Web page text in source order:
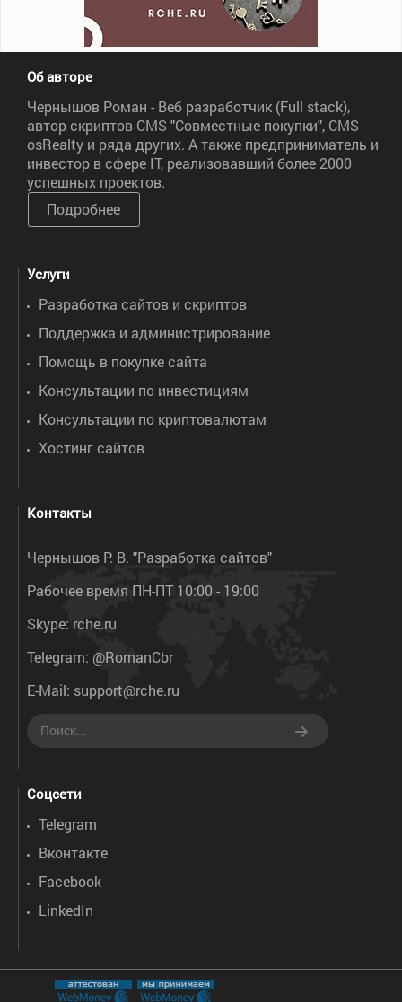
Об авторе
Чернышов Роман - Веб разработчик (Full stack),
автор скриптов CMS "Совместные покупки", CMS
osRealty и ряда других. А также предприниматель и
инвестор в сфере IT, реализовавший более 2000
успешных проектов.
Подробнее
Услуги
Разработка сайтов и скриптов
Поддержка и администрирование
Помощь в покупке сайта
Консультации по инвестициям
Консультации по криптовалютам
Хостинг сайтов
Контакты
Чернышов Р. В. "Разработка сайтов"
Рабочее время ПН-ПТ 10:00 - 19:00
Skype: rche.ru
Telegram: @RomanCbr
E-Mail: support@rche.ru
Соцсети
Telegram
Вконтакте
Facebook
LinkedIn